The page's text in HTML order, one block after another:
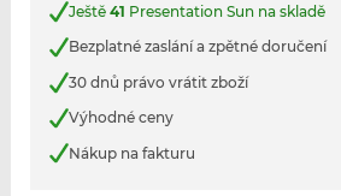
Ještě 41 Presentation Sun na skladě
Bezplatné zaslání a zpětné doručení
30 dnů právo vrátit zboží
Výhodné ceny
Nákup na fakturu